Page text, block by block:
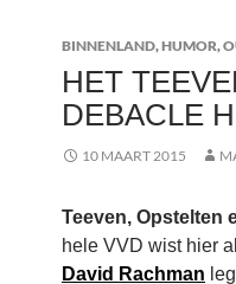
BINNENLAND,HUMOR,
HET
DEBACLE
10 MAART 2015
Teeven, Opstelten
hele VVD wist hier
David Rachman